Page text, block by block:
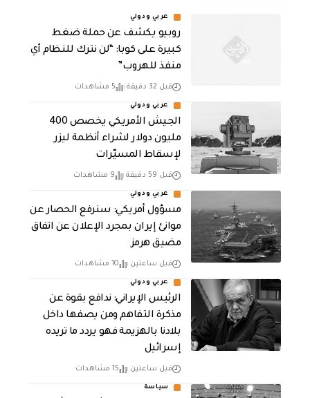
عربي ودولي
روبيو يكشف عن حملة ضغط
كبيرة على كوبا: “لن نترك للنظام أي
منفذ للهروب”
قبل 32 دقيقة 5 مشاهدات
عربي ودولي
الجيش الأمريكي يخصص 400
مليون دولار لشراء أنظمة ليزر
لإسقاط المسيّرات
قبل 59 دقيقة 9 مشاهدات
عربي ودولي
مسؤول أمريكي: سنرفع الحصار عن
موانئ إيران بمجرد الإعلان عن اتفاق
مضيق هرمز
قبل ساعتين 10 مشاهدات
عربي ودولي
الرئيس الإيراني: ندافع بقوة عن
مذكرة التفاهم ومن يصفها داخل
بلادنا بالهزيمة فهو يردد ما تريده
إسرائيل
قبل ساعتين 15 مشاهدات
سياسة